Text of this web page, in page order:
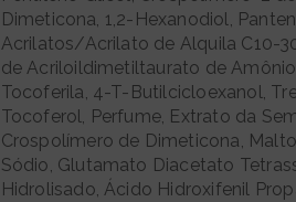
Dimeticona, 1,2-Hexanodiol,
Acrilatos/Acrilato de Alquila C10-
de Acriloildimetiltaurato de
Tocoferila, 4-T-Butilcicloexanol,
Tocoferol, Perfume, Extrato da
Crospolímero de Dimeticona,
Sódio, Glutamato Diacetato
Hidrolisado, Ácido Hidroxifenil